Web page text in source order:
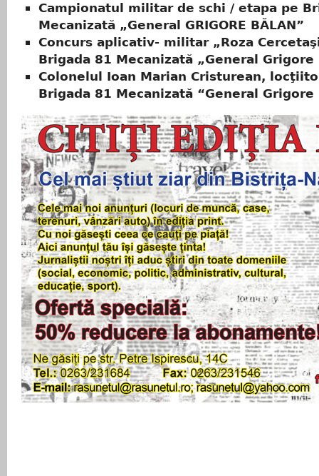
Campionatul militar de schi / etapa pe
Mecanizată „General GRIGORE BĂLAN”
Concurs aplicativ- militar „Roza
Brigada 81 Mecanizată „General Grigore
Colonelul Ioan Marian Cristurean,
Brigada 81 Mecanizată “General Grigore